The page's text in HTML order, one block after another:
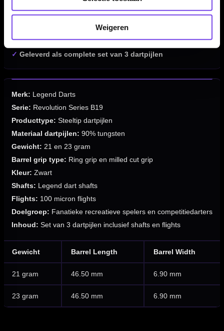
Weigeren
Legend dart shafts en 100 micron flights
✓ Geschikt voor fanatieke recreatieve spelers en
✓ Verkrijgbaar in 21 en 23 gram
✓ Geleverd als complete set van 3 dartpijlen
Merk: Legend Darts
Serie: Revolution Series B19
Producttype: Steeltip dartpijlen
Materiaal dartpijlen: 90% tungsten
Gewicht: 21 en 23 gram
Barrel grip type: Ring grip en milled cut grip
Kleur: Zwart
Shafts: Legend dart shafts
Flights: 100 micron flights
Doelgroep: Fanatieke recreatieve spelers en competitiedarters
Inhoud: Set van 3 dartpijlen inclusief shafts en flights
Gewicht Barrel Length Barrel Width
21 gram 46.50 mm 6.90 mm
23 gram 46.50 mm 6.90 mm